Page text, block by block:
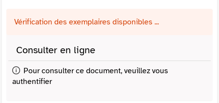
Vérification des exemplaires disponibles ...
Consulter en ligne
Pour consulter ce document, veuillez vous
authentifier